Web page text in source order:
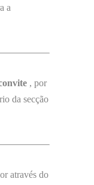
a
, por
da secção
através do